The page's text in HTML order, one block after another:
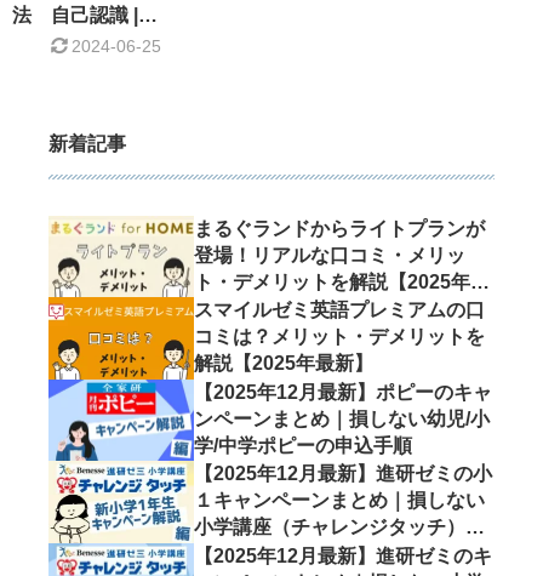
法 自己認識 |
セルフ・アウェ
ないあなたへ
2024-06-25
新着記事
まるぐランドからライトプランが
登場！リアルな口コミ・メリッ
ト・デメリットを解説【2025年最
新】
スマイルゼミ英語プレミアムの口
コミは？メリット・デメリットを
解説【2025年最新】
【2025年12月最新】ポピーのキャ
ンペーンまとめ｜損しない幼児/小
学/中学ポピーの申込手順
【2025年12月最新】進研ゼミの小
１キャンペーンまとめ｜損しない
小学講座（チャレンジタッチ）の
申込手順6ステップ
【2025年12月最新】進研ゼミのキ